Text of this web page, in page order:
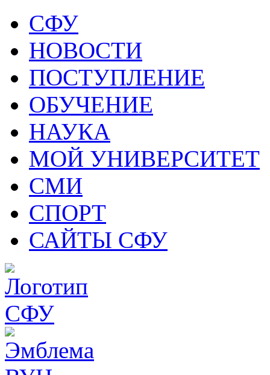
СФУ
НОВОСТИ
ПОСТУПЛЕНИЕ
ОБУЧЕНИЕ
НАУКА
МОЙ УНИВЕРСИТЕТ
СМИ
СПОРТ
САЙТЫ СФУ